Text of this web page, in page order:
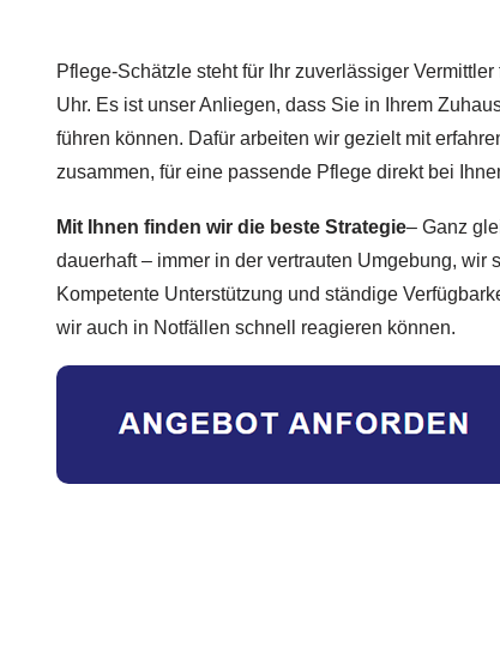
Pflege-Schätzle steht für Ihr zuverlässiger
Uhr. Es ist unser Anliegen, dass Sie in Ihrem
führen können. Dafür arbeiten wir gezielt mit
zusammen, für eine passende Pflege direkt bei
Mit Ihnen finden wir die beste Strategie– Ganz
dauerhaft – immer in der vertrauten Umgebung, wir
Kompetente Unterstützung und ständige
wir auch in Notfällen schnell reagieren können.